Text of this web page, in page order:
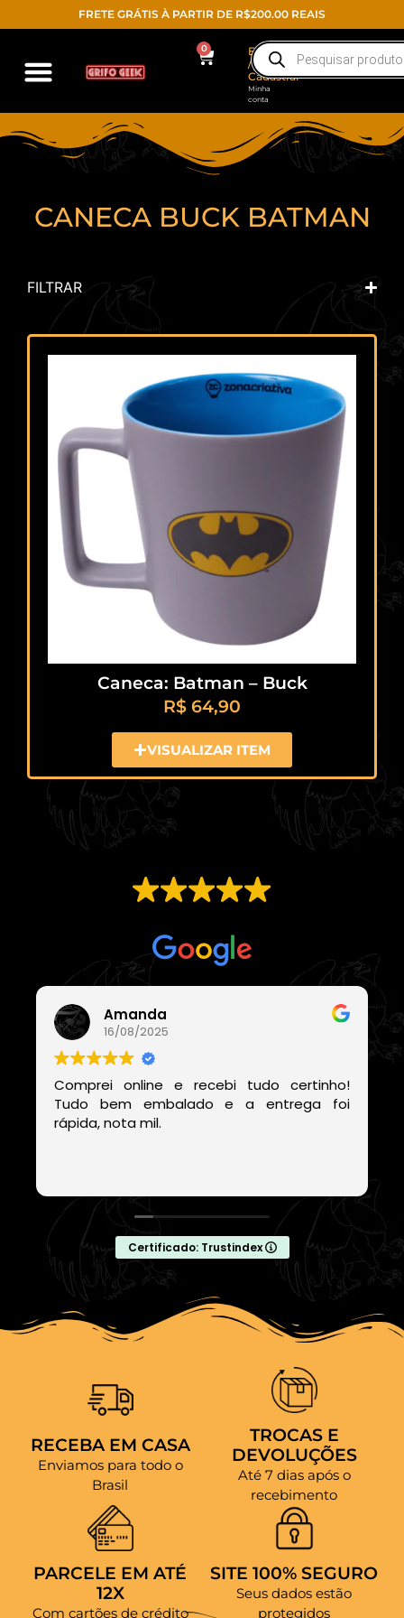
FRETE GRÁTIS À PARTIR DE R$200.00 REAIS
0
Entrar
/
Cadastrar
Minha
conta
CANECA BUCK BATMAN
FILTRAR
Caneca: Batman – Buck
R$ 64,90
VISUALIZAR ITEM
Amanda
16/08/2025
Comprei online e recebi tudo certinho!
Tudo bem embalado e a entrega foi
rápida, nota mil.
Certificado: Trustindex
RECEBA EM CASA
Enviamos para todo o
Brasil
TROCAS E
DEVOLUÇÕES
Até 7 dias após o
recebimento
PARCELE EM ATÉ
12X
Com cartões de crédito
SITE 100% SEGURO
Seus dados estão
protegidos